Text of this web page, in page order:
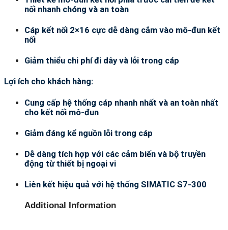
nối nhanh chóng và an toàn
Cáp kết nối 2×16 cực dễ dàng cắm vào mô-đun kết
nối
Giảm thiểu chi phí đi dây và lỗi trong cáp
Lợi ích cho khách hàng:
Cung cấp hệ thống cáp nhanh nhất và an toàn nhất
cho kết nối mô-đun
Giảm đáng kể nguồn lỗi trong cáp
Dễ dàng tích hợp với các cảm biến và bộ truyền
động từ thiết bị ngoại vi
Liên kết hiệu quả với hệ thống SIMATIC S7-300
Additional Information